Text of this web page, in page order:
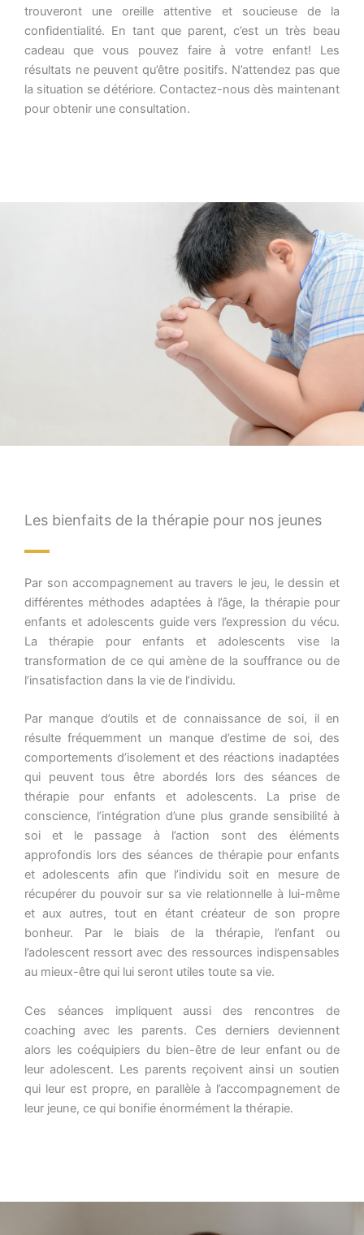
trouveront une oreille attentive et soucieuse de la
confidentialité. En tant que parent, c’est un très beau
cadeau que vous pouvez faire à votre enfant! Les
résultats ne peuvent qu’être positifs. N’attendez pas que
la situation se détériore. Contactez-nous dès maintenant
pour obtenir une consultation.
Les bienfaits de la thérapie pour nos jeunes
Par son accompagnement au travers le jeu, le dessin et
différentes méthodes adaptées à l’âge, la thérapie pour
enfants et adolescents guide vers l’expression du vécu.
La thérapie pour enfants et adolescents vise la
transformation de ce qui amène de la souffrance ou de
l’insatisfaction dans la vie de l’individu.
Par manque d’outils et de connaissance de soi, il en
résulte fréquemment un manque d’estime de soi, des
comportements d’isolement et des réactions inadaptées
qui peuvent tous être abordés lors des séances de
thérapie pour enfants et adolescents. La prise de
conscience, l’intégration d’une plus grande sensibilité à
soi et le passage à l’action sont des éléments
approfondis lors des séances de thérapie pour enfants
et adolescents afin que l’individu soit en mesure de
récupérer du pouvoir sur sa vie relationnelle à lui-même
et aux autres, tout en étant créateur de son propre
bonheur. Par le biais de la thérapie, l’enfant ou
l’adolescent ressort avec des ressources indispensables
au mieux-être qui lui seront utiles toute sa vie.
Ces séances impliquent aussi des rencontres de
coaching avec les parents. Ces derniers deviennent
alors les coéquipiers du bien-être de leur enfant ou de
leur adolescent. Les parents reçoivent ainsi un soutien
qui leur est propre, en parallèle à l’accompagnement de
leur jeune, ce qui bonifie énormément la thérapie.